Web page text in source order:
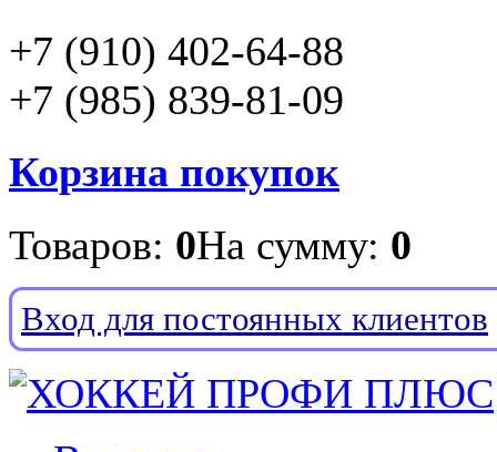
+7 (910) 402-64-88
+7 (985) 839-81-09
Корзина покупок
Товаров: 0На сумму: 0
Вход для постоянных клиентов